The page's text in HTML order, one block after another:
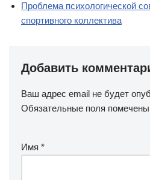
Проблема психологической
спортивного коллектива
Добавить
Ваш адрес email не будет
Обязательные поля помечены
Имя *